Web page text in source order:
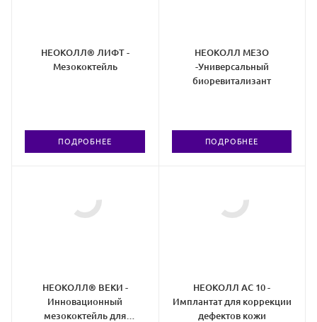
НЕОКОЛЛ® ЛИФТ -
Мезококтейль
ПОДРОБНЕЕ
НЕОКОЛЛ МЕЗО
-Универсальный
биоревитализант
ПОДРОБНЕЕ
НЕОКОЛЛ® ВЕКИ -
Инновационный
мезококтейль для
НЕОКОЛЛ АС 10 -
Имплантат для коррекции
дефектов кожи